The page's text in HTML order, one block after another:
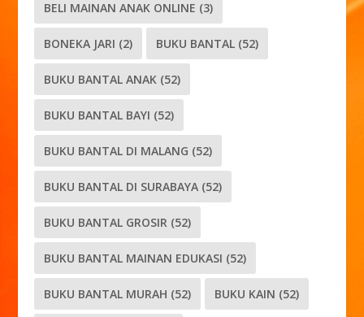
BELI MAINAN ANAK ONLINE (3)
BONEKA JARI (2) BUKU BANTAL (52)
BUKU BANTAL ANAK (52)
BUKU BANTAL BAYI (52)
BUKU BANTAL DI MALANG (52)
BUKU BANTAL DI SURABAYA (52)
BUKU BANTAL GROSIR (52)
BUKU BANTAL MAINAN EDUKASI (52)
BUKU BANTAL MURAH (52) BUKU KAIN (52)